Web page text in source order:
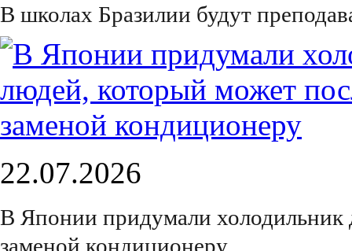
В школах Бразилии будут
22.07.2026
В Японии придумали
заменой кондиционеру